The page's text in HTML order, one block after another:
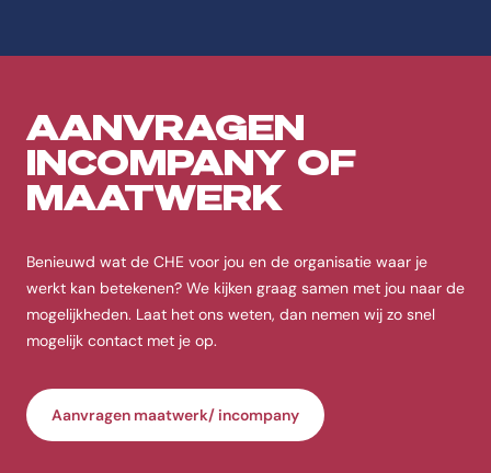
AANVRAGEN
INCOMPANY OF
MAATWERK
Benieuwd wat de CHE voor jou en de organisatie waar je
werkt kan betekenen? We kijken graag samen met jou naar de
mogelijkheden. Laat het ons weten, dan nemen wij zo snel
mogelijk contact met je op.
Aanvragen maatwerk/ incompany